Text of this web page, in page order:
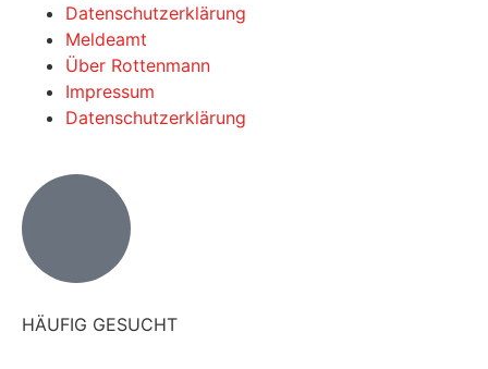
Datenschutzerklärung
Meldeamt
Über Rottenmann
Impressum
Datenschutzerklärung
HÄUFIG GESUCHT